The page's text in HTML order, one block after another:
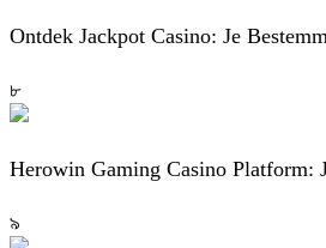
Ontdek Jackpot Casino: Je
৮
Herowin Gaming Casino Platform:
৯